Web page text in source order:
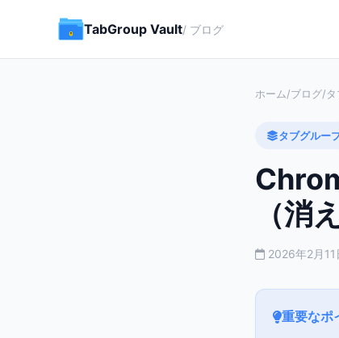
TabGroup Vault/ ブログ
ホーム/ブログ/
タブグルー
（消
2026年2月11
重要なポ